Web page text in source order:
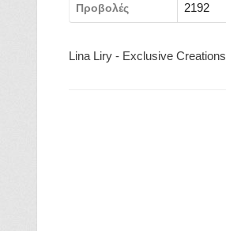
Προβολές 2192
Lina Liry - Exclusive Creations